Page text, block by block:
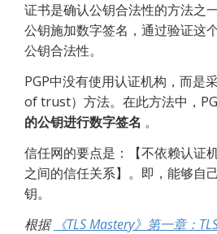
证书是确认公钥合法性的方法之
公钥施加数字签名，通过验证这
公钥合法性。
PGP中没有使用认证机构，而是
of trust）方法。在此方法中，
的公钥进行数字签名 。
信任网的要点是：【不依赖认证
之间的信任关系】。即，能够自
钥。
根据 《TLS Mastery》第一章：